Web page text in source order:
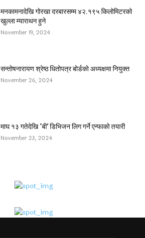
मनकामनादेखि गोरखा दरबारसम्म ४२.१९५ किलोमिटरको
खुल्ला म्याराथन हुने
November 19, 2024
सन्तोषनारायण श्रेष्ठ धितोपत्र बोर्डको अध्यक्षमा नियुक्त
November 26, 2024
माघ १३ गतेदेखि ‘बी’ डिभिजन लिग गर्ने एन्फाको तयारी
November 23, 2024